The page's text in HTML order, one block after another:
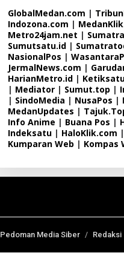
GlobalMedan.com |
Indozona.com |
Metro24jam.net |
Sumutsatu.id|
NasionalPos |
JermalNews.com |
HarianMetro.id|
| Mediator| Sumut.top |
| SindoMedia | NusaPos |
MedanUpdates |
Info Anime | Buana Pos |
Indeksatu| HaloKlik.com |
Kumparan Web | Kompas
Pedoman Media Siber Redaksi